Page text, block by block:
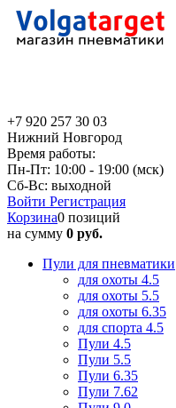
+7 920 257 30 03
Нижний Новгород
Время работы:
Пн-Пт: 10:00 - 19:00 (мск)
Сб-Вс: выходной
Войти Регистрация
Корзина0 позиций
на сумму 0 руб.
Пули для пневматики
для охоты 4.5
для охоты 5.5
для охоты 6.35
для спорта 4.5
Пули 4.5
Пули 5.5
Пули 6.35
Пули 7.62